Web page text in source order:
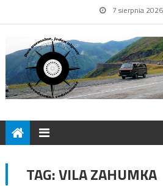
7 sierpnia 2026
TAG:VILA ZAHUMKA